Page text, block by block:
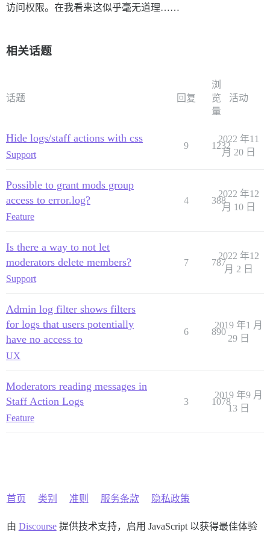
访问权限。在我看来这似乎毫无道理……
相关话题
话题 回复
浏
览
量
活动
Hide logs/staff actions with css
Support
9 1232
2022 年11
月 20 日
Possible to grant mods group
access to error.log?
Feature
4 388
2022 年12
月 10 日
Is there a way to not let
moderators delete members?
Support
7 787
2022 年12
月 2 日
Admin log filter shows filters
for logs that users potentially
have no access to
UX
6 890
2019 年1 月
29 日
Moderators reading messages in
Staff Action Logs
Feature
3 1078
2019 年9 月
13 日
首页 类别 准则 服务条款 隐私政策
由 Discourse提供技术支持，启用 JavaScript 以获得最佳体验